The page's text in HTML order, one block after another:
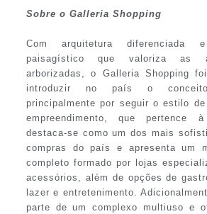
Sobre o Galleria Shopping
Com arquitetura diferenciada
paisagístico que valoriza as
arborizadas, o Galleria Shopping
introduzir no país o
principalmente por seguir o estilo
empreendimento, que pertence
destaca-se como um dos mais
compras do país e apresenta um
completo formado por lojas
acessórios, além de opções de
lazer e entretenimento.
parte de um complexo multiuso e